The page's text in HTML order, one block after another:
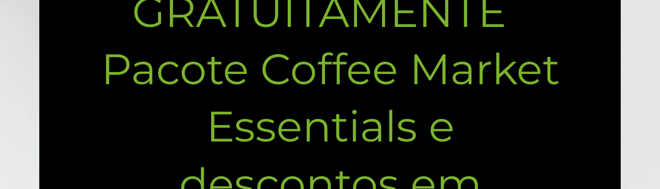
GRATUITAMENTE
Pacote Coffee Market
Essentials e